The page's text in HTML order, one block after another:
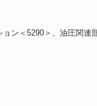
ン＜5290＞、油圧関連